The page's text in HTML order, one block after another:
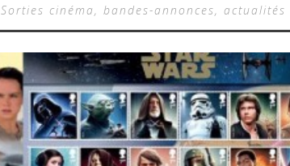
Sorties cinéma, bandes-annonces,